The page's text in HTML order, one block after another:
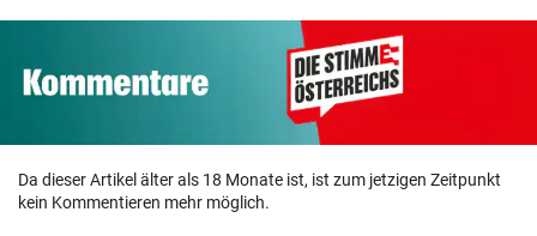
Da dieser Artikel älter als 18 Monate ist, ist zum jetzigen Zeitpunkt
kein Kommentieren mehr möglich.